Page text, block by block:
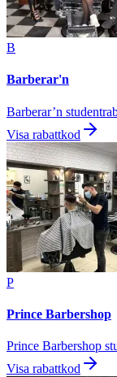
B
Barberar'n
Barberar’n
Visa rabattkod
P
Prince Barbershop
Prince Barbershop
Visa rabattkod